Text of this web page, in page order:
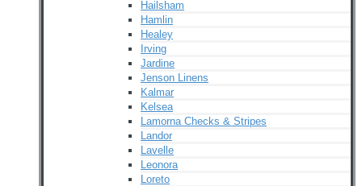
Hailsham
Hamlin
Healey
Irving
Jardine
Jenson Linens
Kalmar
Kelsea
Lamorna Checks & Stripes
Landor
Lavelle
Leonora
Loreto